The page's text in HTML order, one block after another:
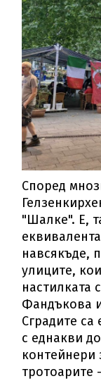
Според
"Шалке". Е,
навсякъде,
улиците,
настилката
Фандъкова
Сградите
с еднакви
контейнери
тротоарите